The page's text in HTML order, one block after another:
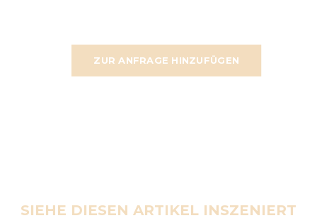
ZUR ANFRAGE HINZUFÜGEN
SIEHE DIESEN ARTIKEL INSZENIERT